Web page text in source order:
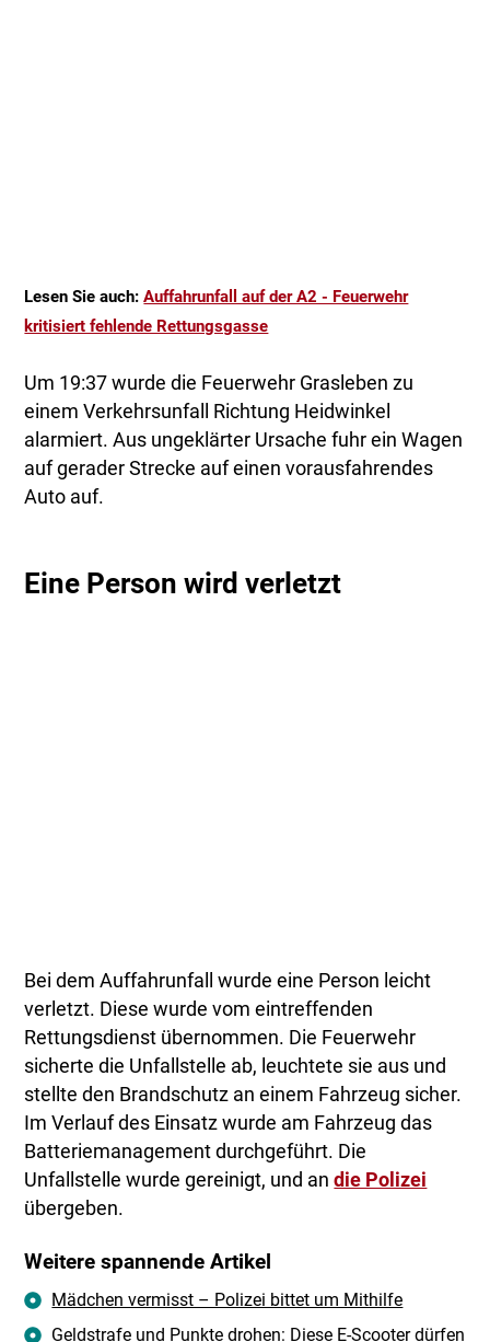
Lesen Sie auch:Auffahrunfall auf der A2 - Feuerwehr
kritisiert fehlende Rettungsgasse
Um 19:37 wurde die Feuerwehr Grasleben zu
einem Verkehrsunfall Richtung Heidwinkel
alarmiert. Aus ungeklärter Ursache fuhr ein Wagen
auf gerader Strecke auf einen vorausfahrendes
Auto auf.
Eine Person wird verletzt
Bei dem Auffahrunfall wurde eine Person leicht
verletzt. Diese wurde vom eintreffenden
Rettungsdienst übernommen. Die Feuerwehr
sicherte die Unfallstelle ab, leuchtete sie aus und
stellte den Brandschutz an einem Fahrzeug sicher.
Im Verlauf des Einsatz wurde am Fahrzeug das
Batteriemanagement durchgeführt. Die
Unfallstelle wurde gereinigt, und andie Polizei
übergeben.
Weitere spannende Artikel
Mädchen vermisst – Polizei bittet um Mithilfe
Geldstrafe und Punkte drohen: Diese E-Scooter dürfen